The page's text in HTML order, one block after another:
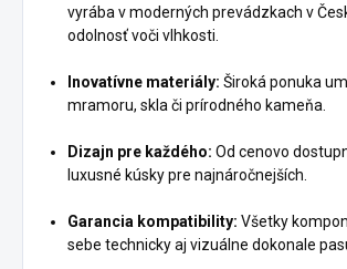
vyrába v moderných prevádzkach v
odolnosť voči vlhkosti.
Inovatívne materiály: Široká ponuka
mramoru, skla či prírodného kameňa.
Dizajn pre každého: Od cenovo
luxusné kúsky pre najnáročnejších.
Garancia kompatibility: Všetky
sebe technicky aj vizuálne dokonale